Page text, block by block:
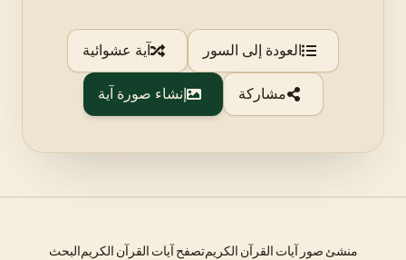
العودة إلى السور آية عشوائية
مشاركة إنشاء صورة آية
منشئ صور آيات القرآن الكريمتصفح آيات القرآن الكريمالبحث